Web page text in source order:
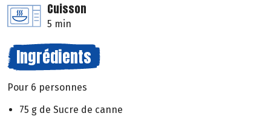
Cuisson
5 min
Ingrédients
Pour 6 personnes
75 g de Sucre de canne